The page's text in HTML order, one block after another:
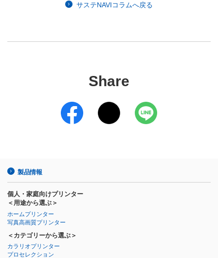
サステNAVIコラムへ戻る
Share
製品情報
個人・家庭向けプリンター
＜用途から選ぶ＞
ホームプリンター
写真高画質プリンター
＜カテゴリーから選ぶ＞
カラリオプリンター
プロセレクション